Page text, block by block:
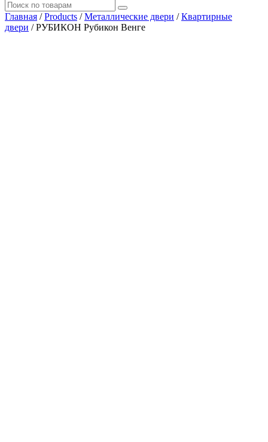
Главная /Products /Металлические двери /Квартирные
двери /РУБИКОН Рубикон Венге